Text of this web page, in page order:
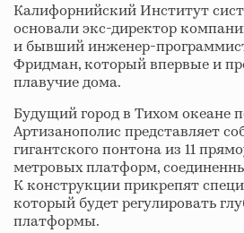
Калифорнийский Институт
основали экс-директор
и бывший инженер-
Фридман, который впервые и
плавучие дома.
Будущий город в Тихом океане
Артизанополис представляет
гигантского понтона из 11
метровых платформ,
К конструкции прикрепят
который будет регулировать
платформы.